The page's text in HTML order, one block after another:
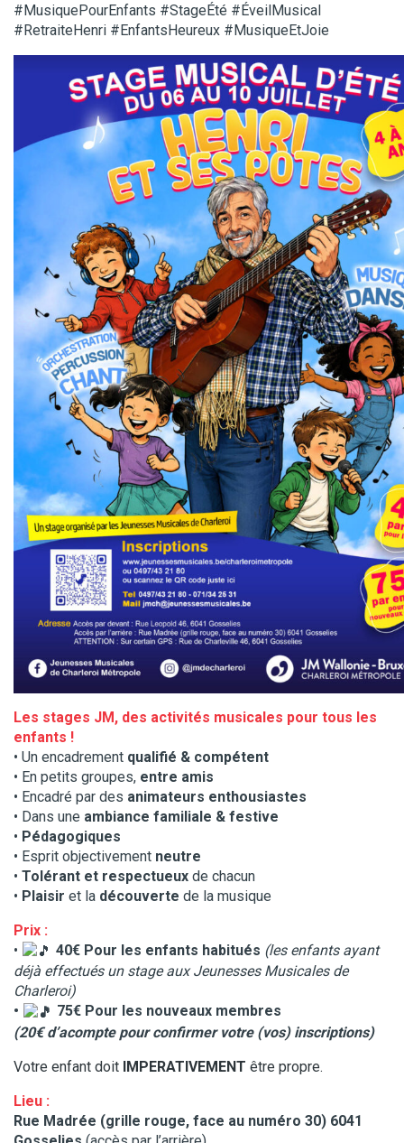
#MusiquePourEnfants #StageÉté #ÉveilMusical
#RetraiteHenri #EnfantsHeureux #MusiqueEtJoie
Les stages JM, des activités musicales pour tous les
enfants !
• Un encadrement qualifié & compétent
• En petits groupes, entre amis
• Encadré par des animateurs enthousiastes
• Dans une ambiance familiale & festive
• Pédagogiques
• Esprit objectivement neutre
• Tolérant et respectueux de chacun
• Plaisir et la découverte de la musique
Prix :
•
40€ Pour les enfants habitués (les enfants ayant
déjà effectués un stage aux Jeunesses Musicales de
Charleroi)
•
75€ Pour les nouveaux membres
(20€ d’acompte pour confirmer votre (vos) inscriptions)
Votre enfant doit IMPERATIVEMENT être propre.
Lieu :
Rue Madrée (grille rouge, face au numéro 30) 6041